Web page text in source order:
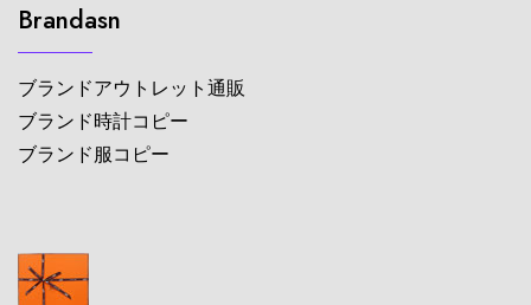
Brandasn
ブランドアウトレット通販
ブランド時計コピー
ブランド服コピー